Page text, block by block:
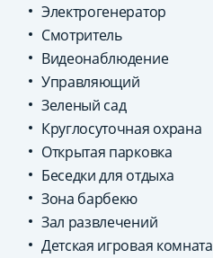
Электрогенератор
Смотритель
Видеонаблюдение
Управляющий
Зеленый сад
Круглосуточная охрана
Открытая парковка
Беседки для отдыха
Зона барбекю
Зал развлечений
Детская игровая комната